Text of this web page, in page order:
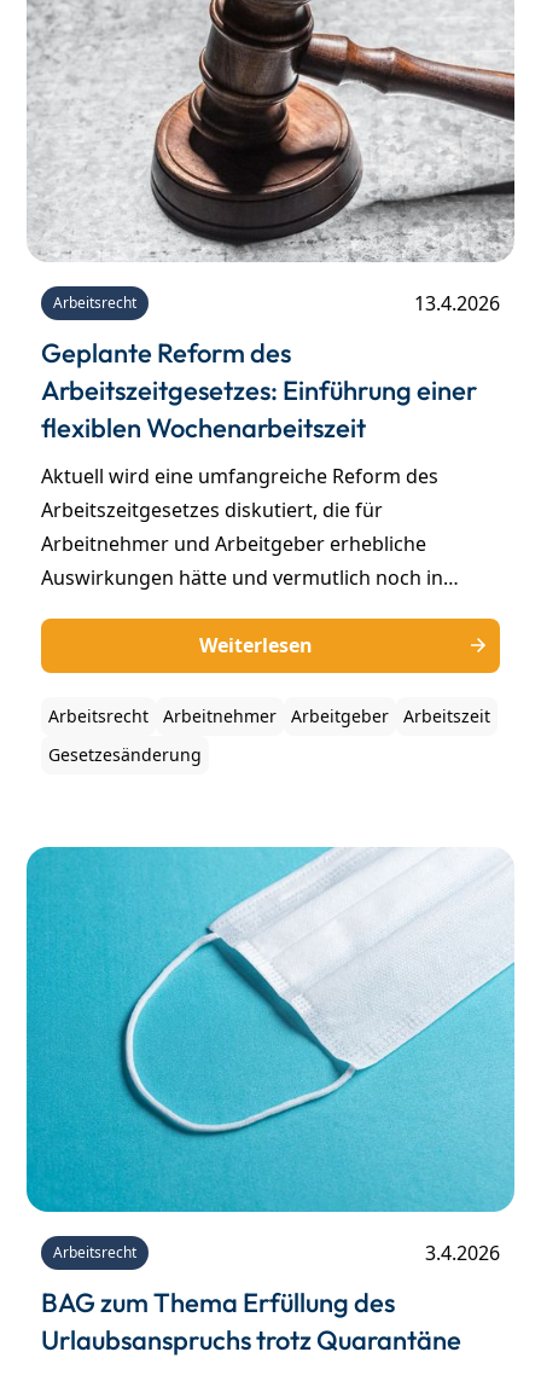
Arbeitsrecht 13.4.2026
Geplante Reform des
Arbeitszeitgesetzes: Einführung einer
flexiblen Wochenarbeitszeit
Aktuell wird eine umfangreiche Reform des
Arbeitszeitgesetzes diskutiert, die für
Arbeitnehmer und Arbeitgeber erhebliche
Auswirkungen hätte und vermutlich noch in
relevant ist der voraussichtliche Abschied vom
starren 8-Stunden-Arbeitstag, hin zu einer
flexibleren Wochenarbeitszeit.
Weiterlesen
Arbeitsrecht Arbeitnehmer Arbeitgeber
Arbeitszeit
Gesetzesänderung
Arbeitsrecht 3.4.2026
BAG zum Thema Erfüllung des
Urlaubsanspruchs trotz Quarantäne